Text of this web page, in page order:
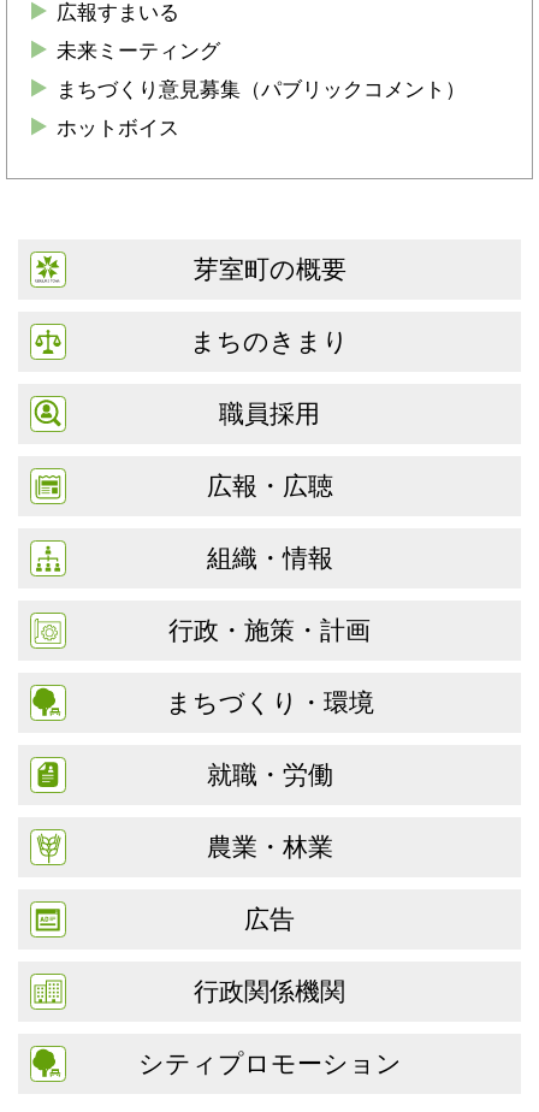
広報すまいる
未来ミーティング
まちづくり意見募集（パブリックコメント）
ホットボイス
芽室町の概要
まちのきまり
職員採用
広報・広聴
組織・情報
行政・施策・計画
まちづくり・環境
就職・労働
農業・林業
広告
行政関係機関
シティプロモーション